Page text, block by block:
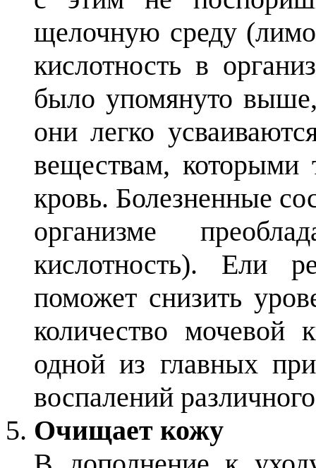
щелочную среду
кислотность в
было упомянуто
они легко
веществам, которыми
кровь. Болезненные
организме
кислотность). Ели
поможет снизить
количество мочевой
одной из главных
воспалений
Очищает кожу